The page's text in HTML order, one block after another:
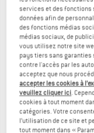
ARC'TERYX
Alpha FL 30
Sac à dos de
279,95 €à partir de
(0)
services et des fonctions
données afin de
des fonctions médias
médias sociaux, de
vous utilisez notre site
pays tiers sans garanties
contre l'accès par les
acceptez que nous
accepter les cookies à
veuillez cliquer ici.
cookies à tout moment
catégories. Votre
l’utilisation de ce site et
tout moment dans «